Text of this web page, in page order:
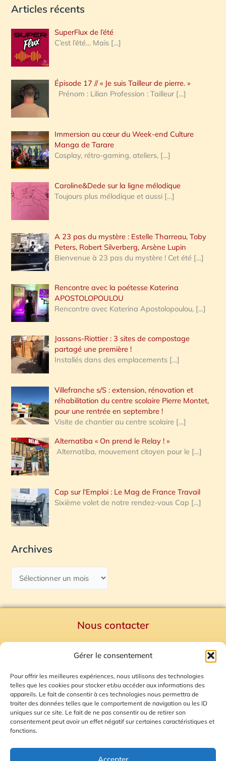
Gérer le consentement
Pour offrir les meilleures expériences, nous utilisons des technologies
telles que les cookies pour stocker et/ou accéder aux informations des
appareils. Le fait de consentir à ces technologies nous permettra de
traiter des données telles que le comportement de navigation ou les ID
uniques sur ce site. Le fait de ne pas consentir ou de retirer son
consentement peut avoir un effet négatif sur certaines caractéristiques et
fonctions.
Accepter
c
e
r
c
h
e
:
Articles récents
SuperFlux de l’été
C’est l’été… Mais […]
Épisode 17 // « Je suis Tailleur de pierre. »
Prénom : Lilian Profession : Tailleur […]
Immersion au cœur du Week-end Culture
Manga de Tarare
Cosplay, rétro-gaming, ateliers, […]
Caroline&Dede sur la ligne mélodique
Toujours plus mélodique et aussi […]
A 23 pas du mystère : Estelle Tharreau, Toby
Peters, Robert Silverberg, Arsène Lupin
Bienvenue à 23 pas du mystère ! Cet été […]
Rencontre avec la poétesse Katerina
APOSTOLOPOULOU
Rencontre avec Katerina Apostolopoulou, […]
Jassans-Riottier : 3 sites de compostage
partagé une première !
Installés dans des emplacements […]
Villefranche s/S : extension, rénovation et
réhabilitation du centre scolaire Pierre Montet,
pour une rentrée en septembre !
Visite de chantier au centre scolaire […]
Alternatiba « On prend le Relay ! »
Alternatiba, mouvement citoyen pour le […]
Cap sur l’Emploi : Le Mag de France Travail
Sixième volet de notre rendez-vous Cap […]
Archives
Nous contacter
Mentions Légales
Plan du site
Gestion des Cookies